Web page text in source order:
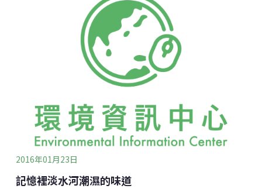
本植物。旱季極為乾燥，常常引發草原火災。但野火也
是自然生態自我調節的方式之一，有一些植物要靠野火
來「剷除異己」，甚至有的植物要靠火來觸發開花繁衍
機制。而有的國家公園管理單位甚至還故意放火，維持
棲地現狀，讓野生動物各有棲息環境並保有可獵捕的物
2016年01月23日
記憶裡淡水河潮濕的味道